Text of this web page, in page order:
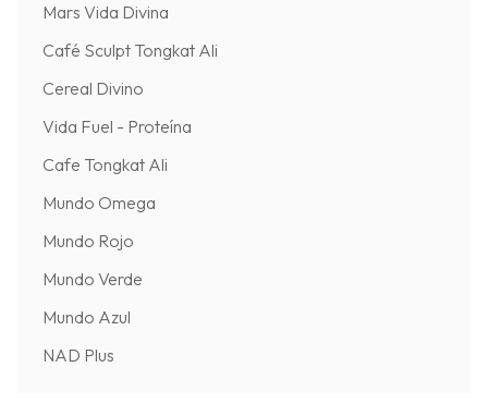
Mars Vida Divina
Café Sculpt Tongkat Ali
Cereal Divino
Vida Fuel - Proteína
Cafe Tongkat Ali
Mundo Omega
Mundo Rojo
Mundo Verde
Mundo Azul
NAD Plus